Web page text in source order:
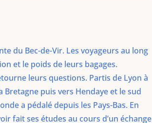
du Bec-de-Vir. Les voyageurs au long
et le poids de leurs bagages.
leurs questions. Partis de Lyon à
puis vers Hendaye et le sud
a pédalé depuis les Pays-Bas. En
fait ses études au cours d’un échange